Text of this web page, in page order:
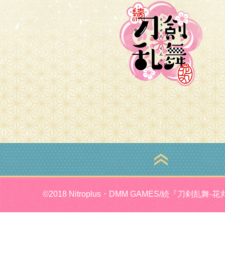
©2018 Nitroplus・DMM GAMES/続『刀剣乱舞-花